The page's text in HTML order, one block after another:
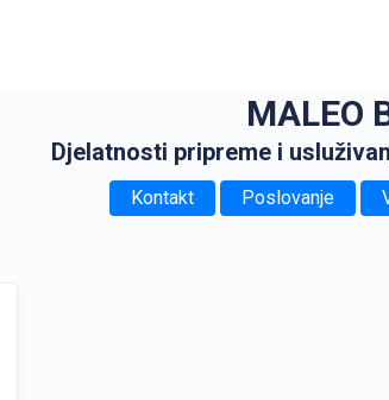
MALEO
Djelatnosti pripreme i
Kontakt Poslovanje